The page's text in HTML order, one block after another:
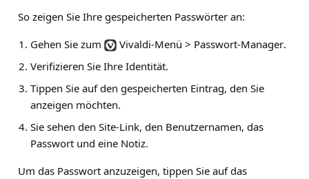
So zeigen Sie Ihre gespeicherten Passwörter an:
Gehen Sie zum
Vivaldi-Menü > Passwort-Manager.
Verifizieren Sie Ihre Identität.
Tippen Sie auf den gespeicherten Eintrag, den Sie
anzeigen möchten.
Sie sehen den Site-Link, den Benutzernamen, das
Passwort und eine Notiz.
Um das Passwort anzuzeigen, tippen Sie auf das